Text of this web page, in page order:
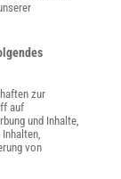
zur
auf
und Inhalte,
von